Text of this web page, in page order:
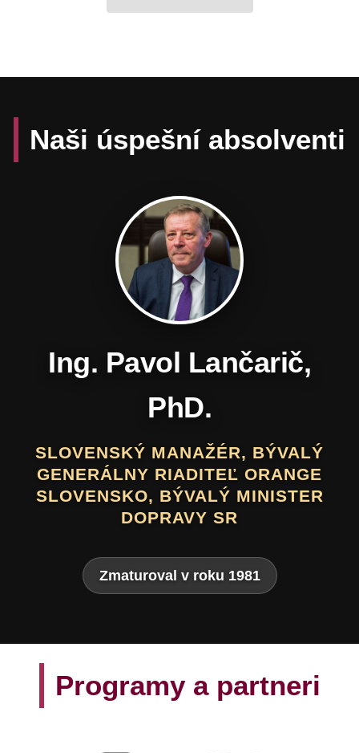
Naši úspešní absolventi
DRAMATIK, SCENÁRISTA, TEXTÁR,
VÝTVARNÍK A AUTOR LITERATÚRY
PRE DETI A MLÁDEŽ
Zmaturoval v roku 1975
Programy a partneri